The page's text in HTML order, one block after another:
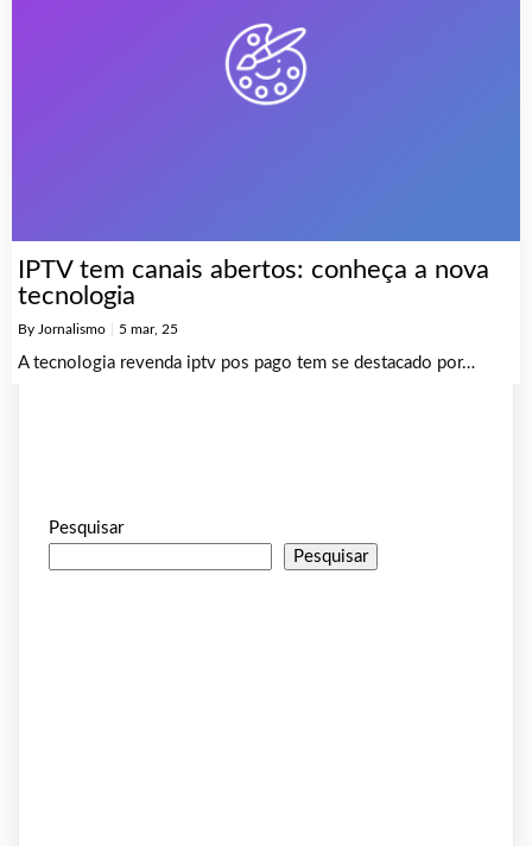
IPTV tem canais abertos: conheça a nova
tecnologia
By Jornalismo 5 mar, 25
A tecnologia revenda iptv pos pago tem se destacado por…
Pesquisar
Pesquisar